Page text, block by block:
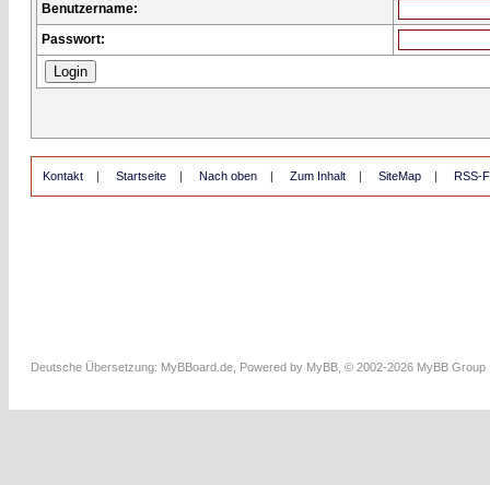
Benutzername:
Passwort:
Kontakt | Startseite | Nach oben | Zum Inhalt | SiteMap | RSS-
Deutsche Übersetzung: MyBBoard.de , Powered by MyBB , © 2002-2026 MyBB Group